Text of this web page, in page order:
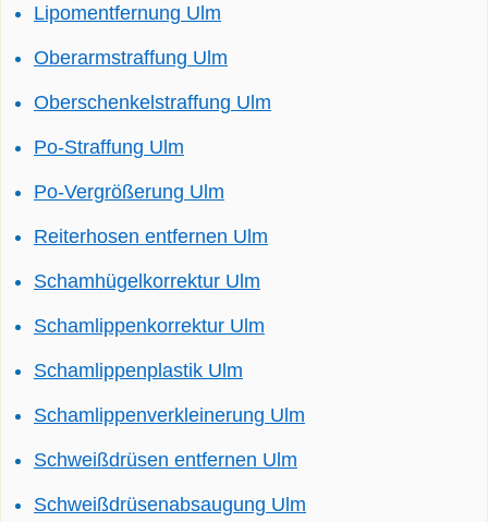
Lipomentfernung Ulm
Oberarmstraffung Ulm
Oberschenkelstraffung Ulm
Po-Straffung Ulm
Po-Vergrößerung Ulm
Reiterhosen entfernen Ulm
Schamhügelkorrektur Ulm
Schamlippenkorrektur Ulm
Schamlippenplastik Ulm
Schamlippenverkleinerung Ulm
Schweißdrüsen entfernen Ulm
Schweißdrüsenabsaugung Ulm